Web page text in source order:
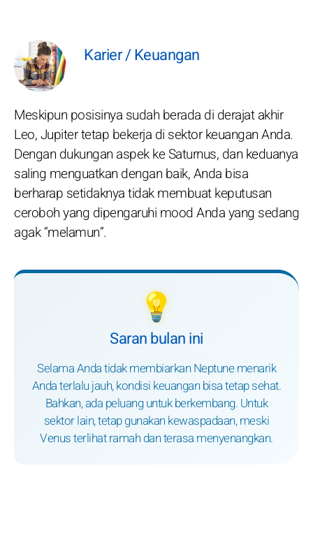
Karier / Keuangan
Meskipun posisinya sudah berada di derajat akhir
Leo, Jupiter tetap bekerja di sektor keuangan Anda.
Dengan dukungan aspek ke Saturnus, dan keduanya
saling menguatkan dengan baik, Anda bisa
berharap setidaknya tidak membuat keputusan
ceroboh yang dipengaruhi mood Anda yang sedang
agak “melamun”.
💡
Saran bulan ini
Selama Anda tidak membiarkan Neptune menarik
Anda terlalu jauh, kondisi keuangan bisa tetap sehat.
Bahkan, ada peluang untuk berkembang. Untuk
sektor lain, tetap gunakan kewaspadaan, meski
Venus terlihat ramah dan terasa menyenangkan.